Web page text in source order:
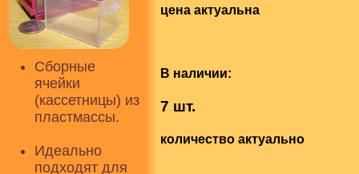
Сборные
ячейки
(кассетницы) из
пластмассы.
Идеально
подходят для
цена актуальна
В наличии:
7 шт.
количество актуально